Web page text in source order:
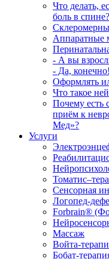
Что делать,
боль в спине?
Аппаратные
- А вы
- Да, конечно!
Оформлять
Что такое
Почему есть
приём к
Мед»?
Услуги
Сенсорная
Логопед-
Forbrain®
Массаж
Войта-
Бобат-